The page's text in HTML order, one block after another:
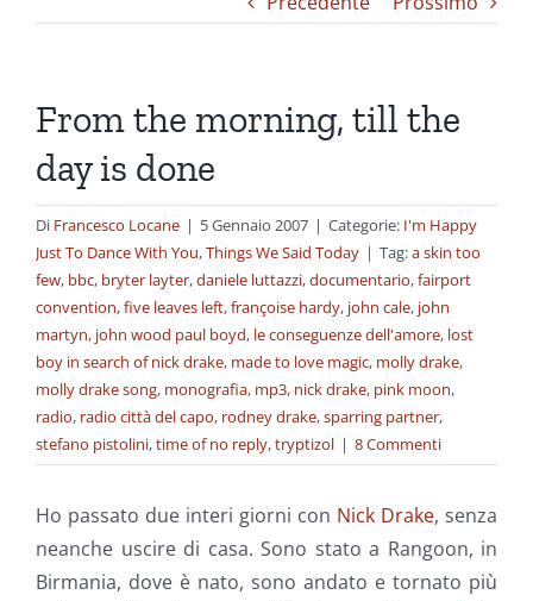
From the morning, till the
day is done
Di Francesco Locane | 5 Gennaio 2007 | Categorie: I'm Happy
Just To Dance With You,Things We Said Today | Tag:a skin too
few, bbc, bryter layter,daniele luttazzi,documentario,fairport
convention,five leaves left,françoise hardy, john cale, john
martyn, john wood paul boyd, le conseguenze dell'amore, lost
boy in search of nick drake, made to love magic, molly drake,
molly drake song, monografia, mp3, nick drake, pink moon,
radio, radio città del capo, rodney drake,sparring partner,
stefano pistolini,time of no reply,tryptizol | 8 Commenti
Ho passato due interi giorni con Nick Drake, senza
neanche uscire di casa. Sono stato a Rangoon, in
Birmania, dove è nato, sono andato e tornato più